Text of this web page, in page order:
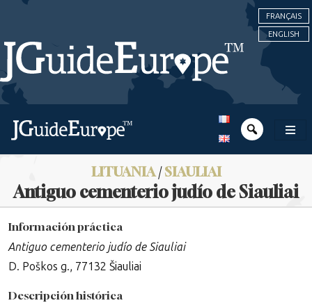
FRANÇAIS
ENGLISH
LITUANIA/SIAULIAI
Antiguo cementerio judío de Siauliai
Información práctica
Antiguo cementerio judío de Siauliai
D. Poškos g., 77132 Šiauliai
Descripción histórica